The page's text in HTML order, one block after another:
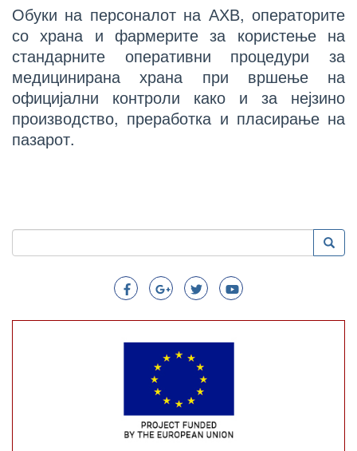
Обуки на персоналот на АХВ, операторите
со храна и фармерите за користење на
стандарните оперативни процедури за
медицинирана храна при вршење на
официјални контроли како и за нејзино
производство, преработка и пласирање на
пазарот.
Search
Пребарување